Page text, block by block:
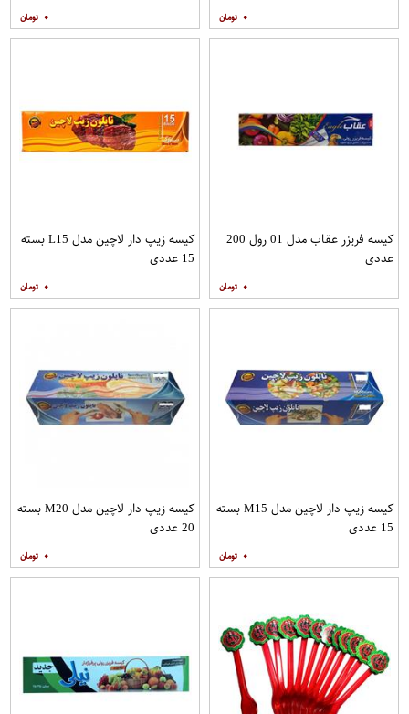
۰ ۰
کیسه فریزر عقاب مدل 01 رول 200
عددی
۰
کیسه زیپ دار لاچین مدل L15 بسته
15 عددی
۰
کیسه زیپ دار لاچین مدل M15 بسته
15 عددی
۰
کیسه زیپ دار لاچین مدل M20 بسته
20 عددی
۰